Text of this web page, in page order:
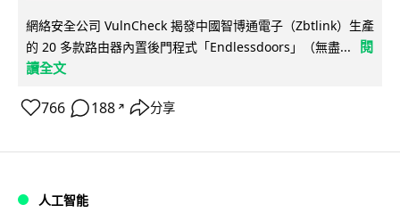
網絡安全公司 VulnCheck 揭發中國智博通電子（Zbtlink）生產
的 20 多款路由器內置後門程式「Endlessdoors」（無盡...
閱
讀全文
766 188 ↗ 分享
人工智能